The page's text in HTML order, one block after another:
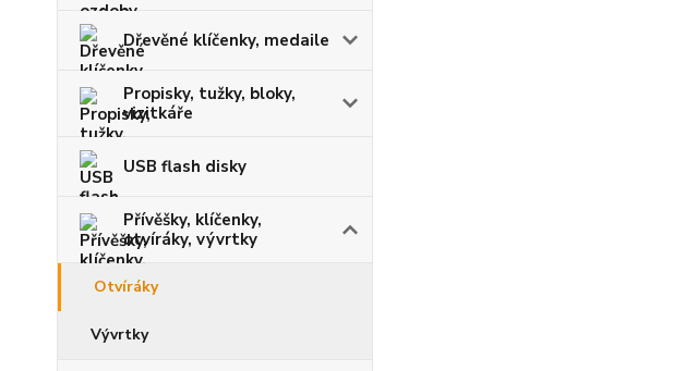
Dřevěné klíčenky, medaile
Propisky, tužky, bloky,
vizitkáře
USB flash disky
Přívěšky, klíčenky,
otvíráky, vývrtky
Otvíráky
Vývrtky